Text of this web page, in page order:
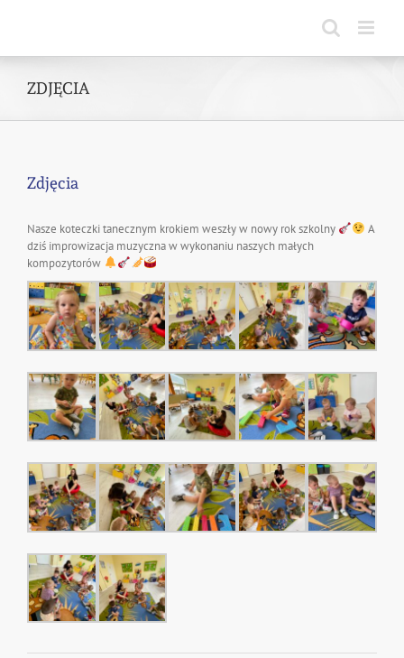
ZDJĘCIA
Zdjęcia
Nasze koteczki tanecznym krokiem weszły w nowy rok szkolny
A
dziś improwizacja muzyczna w wykonaniu naszych małych
kompozytorów